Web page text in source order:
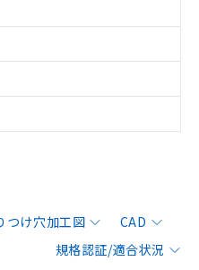
つけ穴加工図
CAD
規格認証/適合状況